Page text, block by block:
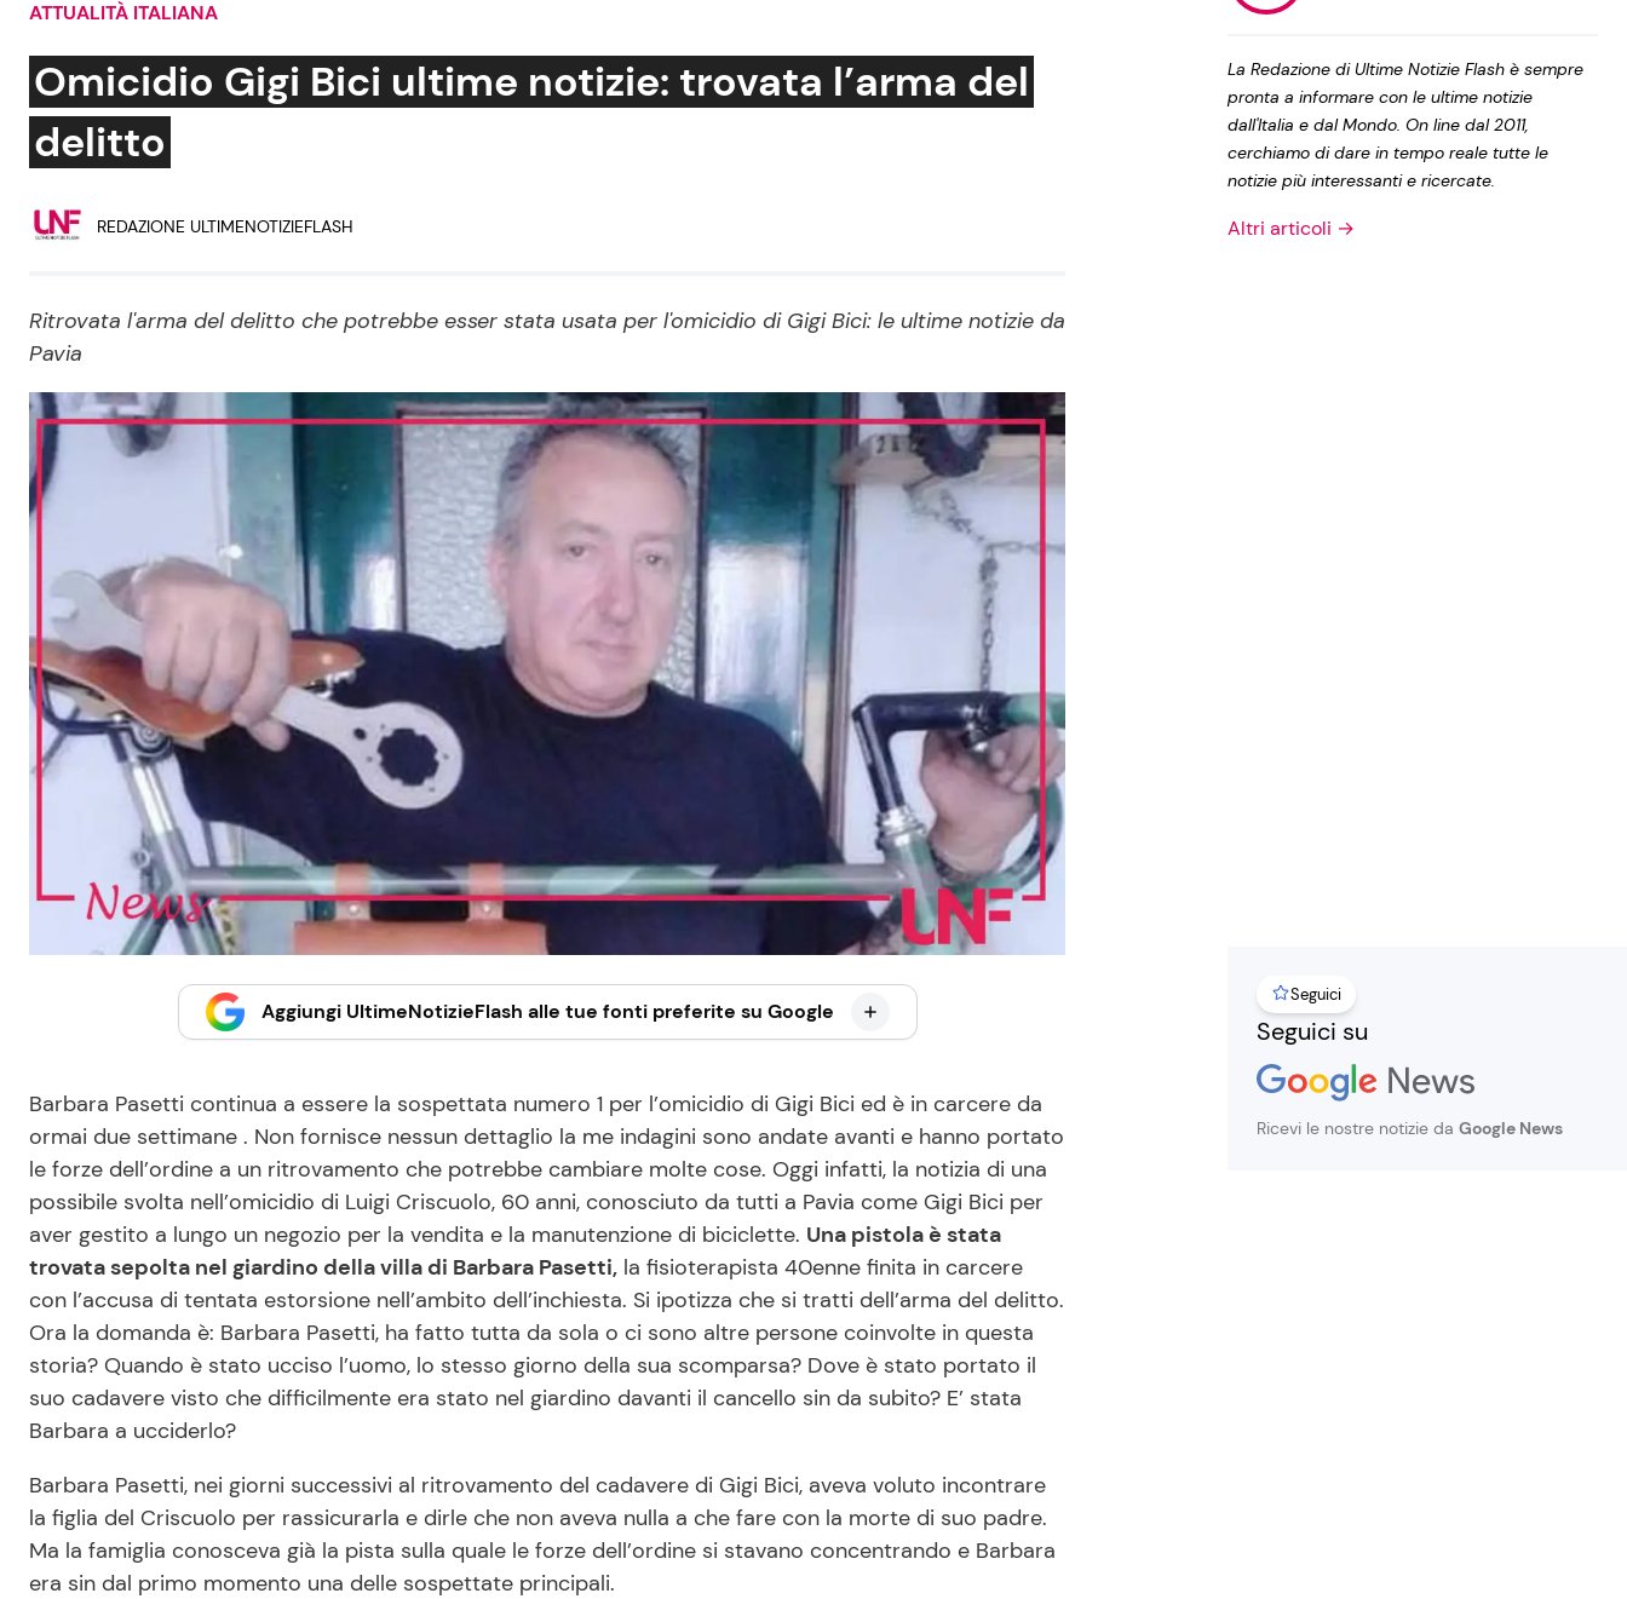
Social News
News dal mondo
Mondo Mamma
Salute
Viaggi e Turismo
Le Ricette in TV
Ricette Facili e Veloci
Ricette per Bambini
Privacy Policy
ATTUALITÀ ITALIANA
Omicidio Gigi Bici ultime notizie: trovata l’arma del
delitto
REDAZIONE ULTIMENOTIZIEFLASH
Ritrovata l'arma del delitto che potrebbe esser stata usata per l'omicidio di Gigi Bici: le ultime notizie da
Pavia
Aggiungi UltimeNotizieFlash alle tue fonti preferite su Google
Barbara Pasetti continua a essere la sospettata numero 1 per l’omicidio di Gigi Bici ed è in carcere da
ormai due settimane . Non fornisce nessun dettaglio la me indagini sono andate avanti e hanno portato
le forze dell’ordine a un ritrovamento che potrebbe cambiare molte cose. Oggi infatti, la notizia di una
possibile svolta nell’omicidio di Luigi Criscuolo, 60 anni, conosciuto da tutti a Pavia come Gigi Bici per
aver gestito a lungo un negozio per la vendita e la manutenzione di biciclette. Una pistola è stata
trovata sepolta nel giardino della villa di Barbara Pasetti, la fisioterapista 40enne finita in carcere
con l’accusa di tentata estorsione nell’ambito dell’inchiesta. Si ipotizza che si tratti dell’arma del delitto.
Ora la domanda è: Barbara Pasetti, ha fatto tutta da sola o ci sono altre persone coinvolte in questa
storia? Quando è stato ucciso l’uomo, lo stesso giorno della sua scomparsa? Dove è stato portato il
suo cadavere visto che difficilmente era stato nel giardino davanti il cancello sin da subito? E’ stata
Barbara a ucciderlo?
Barbara Pasetti, nei giorni successivi al ritrovamento del cadavere di Gigi Bici, aveva voluto incontrare
la figlia del Criscuolo per rassicurarla e dirle che non aveva nulla a che fare con la morte di suo padre.
Ma la famiglia conosceva già la pista sulla quale le forze dell’ordine si stavano concentrando e Barbara
era sin dal primo momento una delle sospettate principali.
La Redazione di Ultime Notizie Flash è sempre
pronta a informare con le ultime notizie
dall'Italia e dal Mondo. On line dal 2011,
cerchiamo di dare in tempo reale tutte le
notizie più interessanti e ricercate.
Altri articoli →
Seguici
Seguici su
Ricevi le nostre notizie da Google News